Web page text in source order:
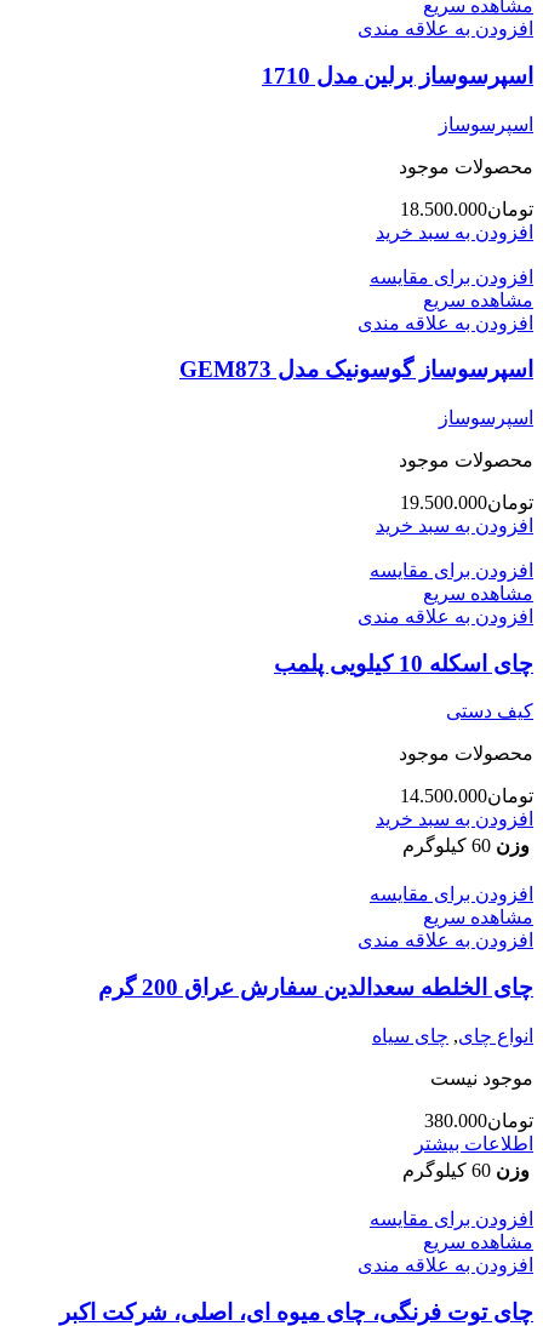
مشاهده سریع
افزودن به علاقه مندی
اسپرسوساز برلین مدل 1710
اسپرسوساز
محصولات موجود
تومان18.500.000
افزودن به سبد خرید
افزودن برای مقایسه
مشاهده سریع
افزودن به علاقه مندی
اسپرسوساز گوسونیک مدل GEM873
اسپرسوساز
محصولات موجود
تومان19.500.000
افزودن به سبد خرید
افزودن برای مقایسه
مشاهده سریع
افزودن به علاقه مندی
چای اسکله 10 کیلویی پلمب
کیف دستی
محصولات موجود
تومان14.500.000
افزودن به سبد خرید
وزن 60 کیلوگرم
افزودن برای مقایسه
مشاهده سریع
افزودن به علاقه مندی
چای الخلطه سعدالدین سفارش عراق 200 گرم
انواع چای, چای سیاه
موجود نیست
تومان380.000
اطلاعات بیشتر
وزن 60 کیلوگرم
افزودن برای مقایسه
مشاهده سریع
افزودن به علاقه مندی
چای توت فرنگی، چای میوه ای، اصلی، شرکت اکبر